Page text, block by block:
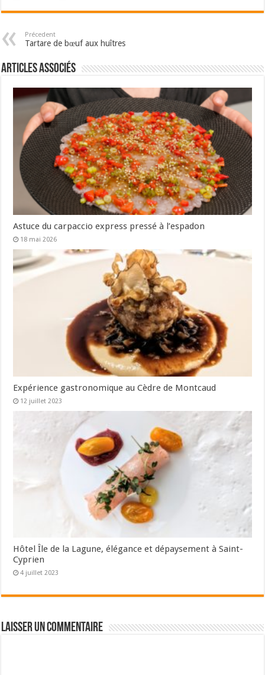
Précedent
Tartare de bœuf aux huîtres
Articles associés
Astuce du carpaccio express pressé à l’espadon
18 mai 2026
Expérience gastronomique au Cèdre de Montcaud
12 juillet 2023
Hôtel Île de la Lagune, élégance et dépaysement à Saint-
Cyprien
4 juillet 2023
Laisser un commentaire